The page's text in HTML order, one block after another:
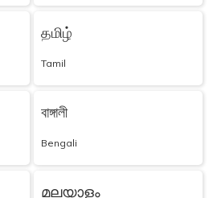
தமிழ்
Tamil
বাঙ্গালী
Bengali
മലയാളം